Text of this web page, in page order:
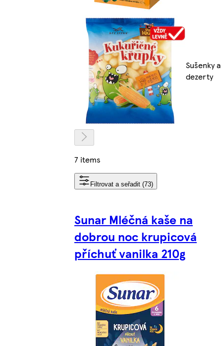
Sušenky a
dezerty
7 items
Filtrovat a seřadit (73)
Sunar Mléčná kaše na
dobrou noc krupicová
příchuť vanilka 210g